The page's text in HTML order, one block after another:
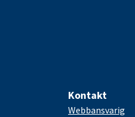
Kontakt
Webbansvarig